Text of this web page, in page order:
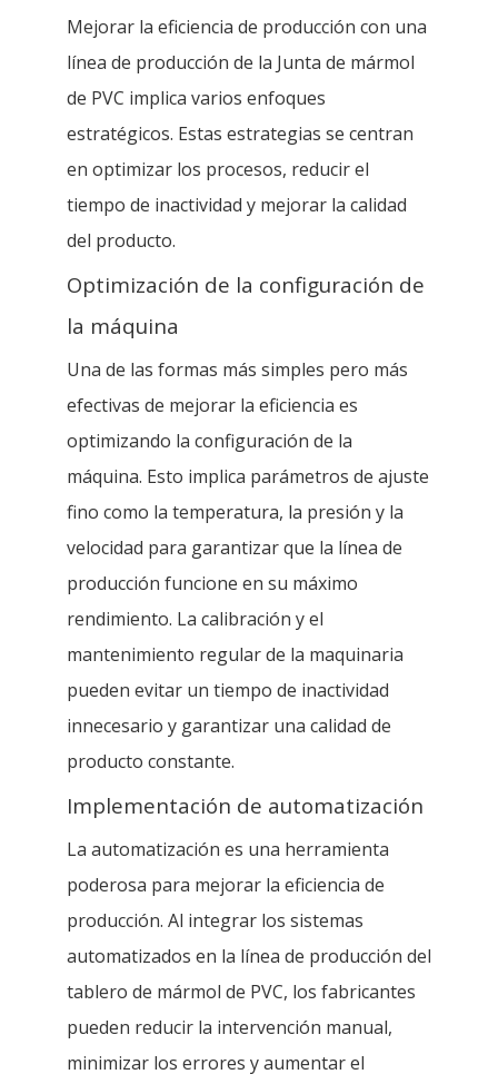
Mejorar la eficiencia de producción con una
línea de producción de la Junta de mármol
de PVC implica varios enfoques
estratégicos. Estas estrategias se centran
en optimizar los procesos, reducir el
tiempo de inactividad y mejorar la calidad
del producto.
Optimización de la configuración de
la máquina
Una de las formas más simples pero más
efectivas de mejorar la eficiencia es
optimizando la configuración de la
máquina. Esto implica parámetros de ajuste
fino como la temperatura, la presión y la
velocidad para garantizar que la línea de
producción funcione en su máximo
rendimiento. La calibración y el
mantenimiento regular de la maquinaria
pueden evitar un tiempo de inactividad
innecesario y garantizar una calidad de
producto constante.
Implementación de automatización
La automatización es una herramienta
poderosa para mejorar la eficiencia de
producción. Al integrar los sistemas
automatizados en la línea de producción del
tablero de mármol de PVC, los fabricantes
pueden reducir la intervención manual,
minimizar los errores y aumentar el